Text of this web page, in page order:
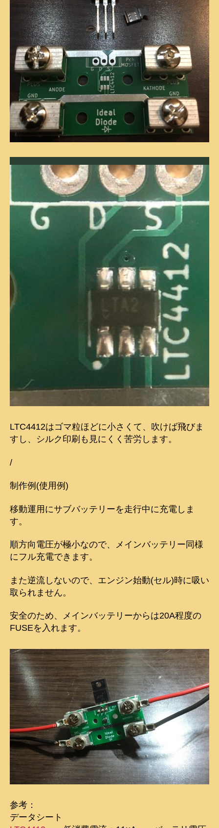
LTC4412はゴマ粒ほどに小さくて、吹けば飛びま
すし、シルク印刷も見にくく苦労します。
/
制作例(使用例)
移動運用にサブバッテリーを走行中に充電しま
す。
順方向電圧が極小なので、メインバッテリー同様
にフル充電できます。
また逆流しないので、エンジン始動(セル)時に吸い
取られません。
安全のため、メインバッテリーからは20A程度の
FUSEを入れます。
参考：
データシート